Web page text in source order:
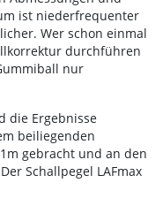
ist niederfrequenter
Wer schon einmal
durchführen
nur
die Ergebnisse
beiliegenden
gebracht und an den
Schallpegel LAFmax